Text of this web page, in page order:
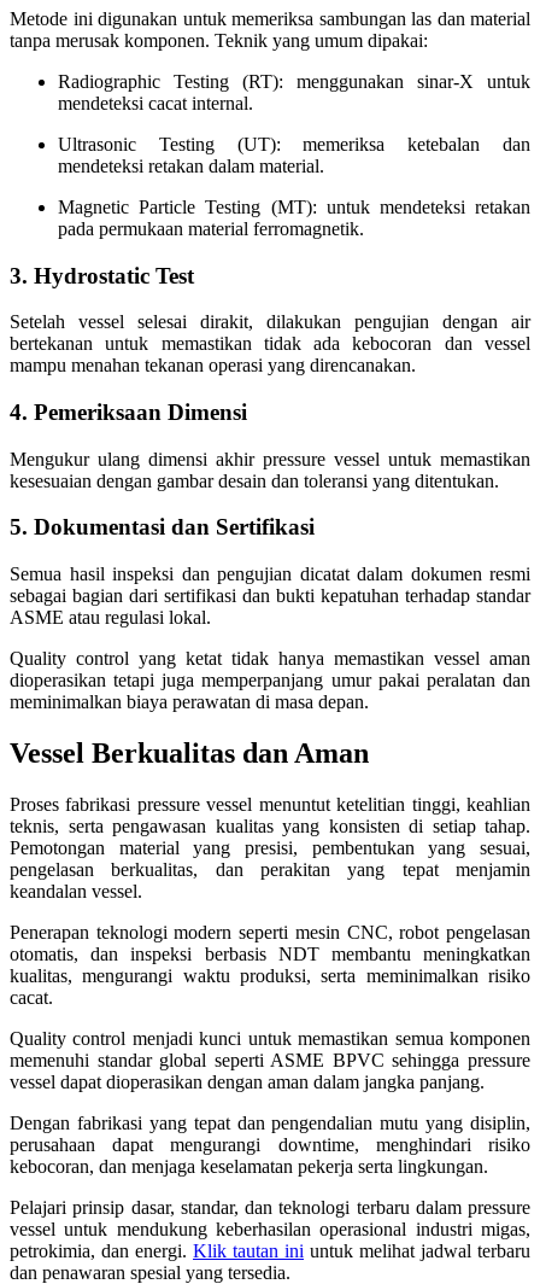
Metode ini digunakan untuk memeriksa sambungan las dan material
tanpa merusak komponen. Teknik yang umum dipakai:
Radiographic Testing (RT): menggunakan sinar-X untuk
mendeteksi cacat internal.
Ultrasonic Testing (UT): memeriksa ketebalan dan
mendeteksi retakan dalam material.
Magnetic Particle Testing (MT): untuk mendeteksi retakan
pada permukaan material ferromagnetik.
3. Hydrostatic Test
Setelah vessel selesai dirakit, dilakukan pengujian dengan air
bertekanan untuk memastikan tidak ada kebocoran dan vessel
mampu menahan tekanan operasi yang direncanakan.
4. Pemeriksaan Dimensi
Mengukur ulang dimensi akhir pressure vessel untuk memastikan
kesesuaian dengan gambar desain dan toleransi yang ditentukan.
5. Dokumentasi dan Sertifikasi
Semua hasil inspeksi dan pengujian dicatat dalam dokumen resmi
sebagai bagian dari sertifikasi dan bukti kepatuhan terhadap standar
ASME atau regulasi lokal.
Quality control yang ketat tidak hanya memastikan vessel aman
dioperasikan tetapi juga memperpanjang umur pakai peralatan dan
meminimalkan biaya perawatan di masa depan.
Vessel Berkualitas dan Aman
Proses fabrikasi pressure vessel menuntut ketelitian tinggi, keahlian
teknis, serta pengawasan kualitas yang konsisten di setiap tahap.
Pemotongan material yang presisi, pembentukan yang sesuai,
pengelasan berkualitas, dan perakitan yang tepat menjamin
keandalan vessel.
Penerapan teknologi modern seperti mesin CNC, robot pengelasan
otomatis, dan inspeksi berbasis NDT membantu meningkatkan
kualitas, mengurangi waktu produksi, serta meminimalkan risiko
cacat.
Quality control menjadi kunci untuk memastikan semua komponen
memenuhi standar global seperti ASME BPVC sehingga pressure
vessel dapat dioperasikan dengan aman dalam jangka panjang.
Dengan fabrikasi yang tepat dan pengendalian mutu yang disiplin,
perusahaan dapat mengurangi downtime, menghindari risiko
kebocoran, dan menjaga keselamatan pekerja serta lingkungan.
Pelajari prinsip dasar, standar, dan teknologi terbaru dalam pressure
vessel untuk mendukung keberhasilan operasional industri migas,
petrokimia, dan energi. Klik tautan ini untuk melihat jadwal terbaru
dan penawaran spesial yang tersedia.